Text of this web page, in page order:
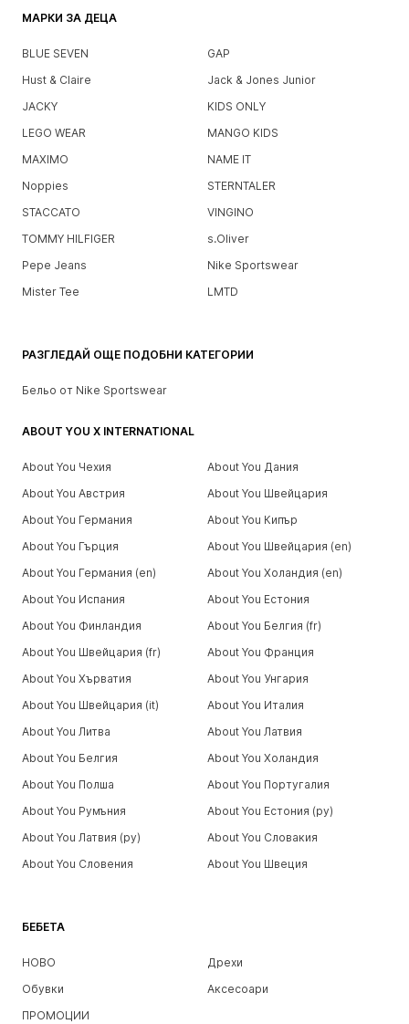
МАРКИ ЗА ДЕЦА
BLUE SEVEN
GAP
Hust & Claire
Jack & Jones Junior
JACKY
KIDS ONLY
LEGO WEAR
MANGO KIDS
MAXIMO
NAME IT
Noppies
STERNTALER
STACCATO
VINGINO
TOMMY HILFIGER
s.Oliver
Pepe Jeans
Nike Sportswear
Mister Tee
LMTD
БЕБЕТА
НОВО
Дрехи
Обувки
Аксесоари
ПРОМОЦИИ
РАЗГЛЕДАЙ ОЩЕ ПОДОБНИ КАТЕГОРИИ
Бельо от Nike Sportswear
ABOUT YOU X INTERNATIONAL
About You Чехия
About You Дания
About You Австрия
About You Швейцария
About You Германия
About You Кипър
About You Гърция
About You Швейцария (en)
About You Германия (en)
About You Холандия (en)
About You Испания
About You Естония
About You Финландия
About You Белгия (fr)
About You Швейцария (fr)
About You Франция
About You Хърватия
About You Унгария
About You Швейцария (it)
About You Италия
About You Литва
About You Латвия
About You Белгия
About You Холандия
About You Полша
About You Португалия
About You Румъния
About You Естония (ру)
About You Латвия (ру)
About You Словакия
About You Словения
About You Швеция